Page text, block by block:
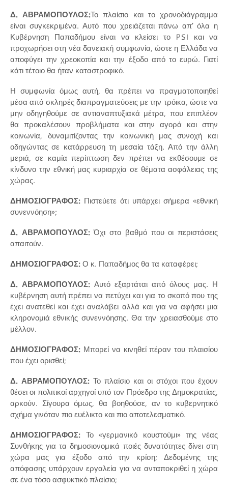
Δ. ΑΒΡΑΜΟΠΟΥΛΟΣ:Το πλαίσιο και το χρονοδιάγραμμα
είναι συγκεκριμένα. Αυτό που χρειάζεται πάνω απ’ όλα η
Κυβέρνηση Παπαδήμου είναι να κλείσει το PSI και να
προχωρήσει στη νέα δανειακή συμφωνία, ώστε η Ελλάδα να
αποφύγει την χρεοκοπία και την έξοδο από το ευρώ. Γιατί
κάτι τέτοιο θα ήταν καταστροφικό.
Η συμφωνία όμως αυτή, θα πρέπει να πραγματοποιηθεί
μέσα από σκληρές διαπραγματεύσεις με την τρόικα, ώστε να
μην οδηγηθούμε σε αντιαναπτυξιακά μέτρα, που επιπλέον
θα προκαλέσουν προβλήματα και στην αγορά και στην
κοινωνία, δυναμιτίζοντας την κοινωνική μας συνοχή και
οδηγώντας σε κατάρρευση τη μεσαία τάξη. Από την άλλη
μεριά, σε καμία περίπτωση δεν πρέπει να εκθέσουμε σε
κίνδυνο την εθνική μας κυριαρχία σε θέματα ασφάλειας της
χώρας.
ΔΗΜΟΣΙΟΓΡΑΦΟΣ: Πιστεύετε ότι υπάρχει σήμερα «εθνική
συνεννόηση»;
Δ. ΑΒΡΑΜΟΠΟΥΛΟΣ:Όχι στο βαθμό που οι περιστάσεις
απαιτούν.
ΔΗΜΟΣΙΟΓΡΑΦΟΣ:Ο κ. Παπαδήμος θα τα καταφέρει;
Δ. ΑΒΡΑΜΟΠΟΥΛΟΣ: Αυτό εξαρτάται από όλους μας. Η
κυβέρνηση αυτή πρέπει να πετύχει και για το σκοπό που της
έχει ανατεθεί και έχει αναλάβει αλλά και για να αφήσει μια
κληρονομιά εθνικής συνεννόησης. Θα την χρειασθούμε στο
μέλλον.
ΔΗΜΟΣΙΟΓΡΑΦΟΣ: Μπορεί να κινηθεί πέραν του πλαισίου
που έχει ορισθεί;
Δ. ΑΒΡΑΜΟΠΟΥΛΟΣ: Το πλαίσιο και οι στόχοι που έχουν
θέσει οι πολιτικοί αρχηγοί υπό τον Πρόεδρο της Δημοκρατίας,
αρκούν. Σίγουρα όμως, θα βοηθούσε, αν το κυβερνητικό
σχήμα γινόταν πιο ευέλικτο και πιο αποτελεσματικό.
ΔΗΜΟΣΙΟΓΡΑΦΟΣ: Το «γερμανικό κουστούμι» της νέας
Συνθήκης για τα δημοσιονομικά ποιές δυνατότητες δίνει στη
χώρα μας για έξοδο από την κρίση; Δεδομένης της
απόφασης υπάρχουν εργαλεία για να ανταποκριθεί η χώρα
σε ένα τόσο ασφυκτικό πλαίσιο;